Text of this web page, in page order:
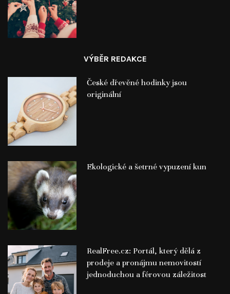
VÝBĚR REDAKCE
České dřevěné hodinky jsou
originální
Ekologické a šetrné vypuzení kun
RealFree.cz: Portál, který dělá z
prodeje a pronájmu nemovitostí
jednoduchou a férovou záležitost